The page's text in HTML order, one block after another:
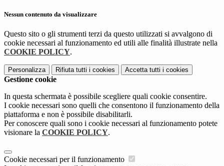
Nessun contenuto da visualizzare
Questo sito o gli strumenti terzi da questo utilizzati si avvalgono di
cookie necessari al funzionamento ed utili alle finalità illustrate nella
COOKIE POLICY.
Personalizza Rifiuta tutti i cookies Accetta tutti i cookies
Gestione cookie
In questa schermata è possibile scegliere quali cookie consentire.
I cookie necessari sono quelli che consentono il funzionamento della
piattaforma e non è possibile disabilitarli.
Per conoscere quali sono i cookie necessari al funzionamento potete
visionare la COOKIE POLICY.
Cookie necessari per il funzionamento